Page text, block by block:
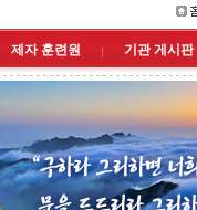
제자 훈련원 기관 게시판